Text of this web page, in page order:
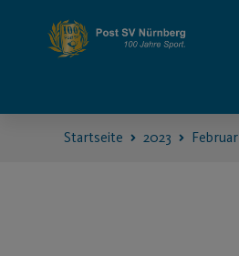
Startseite 2023 Februar